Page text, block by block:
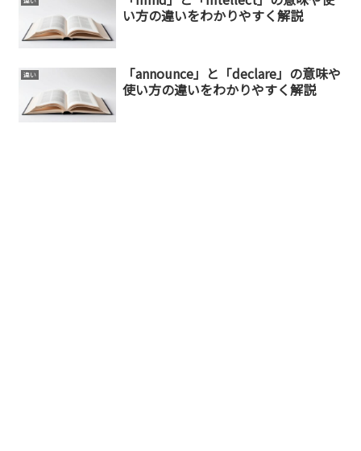
い方の違いをわかりやすく解説
違い
「announce」と「declare」の意味や
使い方の違いをわかりやすく解説